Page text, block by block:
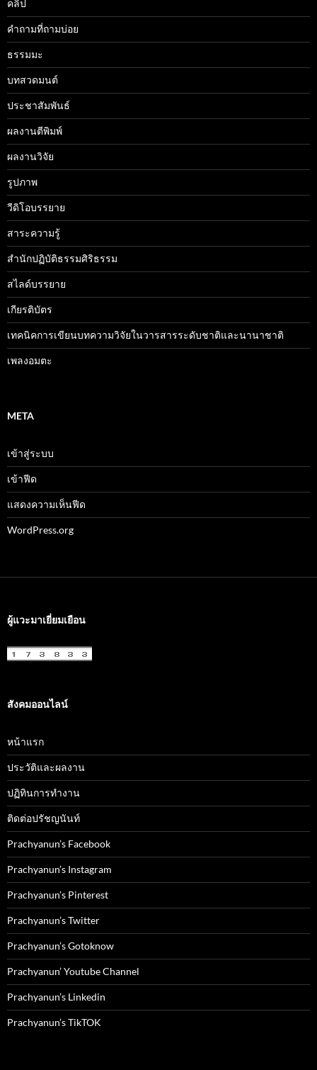
คลิป
คำถามที่ถามบ่อย
ธรรมมะ
บทสวดมนต์
ประชาสัมพันธ์
ผลงานตีพิมพ์
ผลงานวิจัย
รูปภาพ
วีดิโอบรรยาย
สาระความรู้
สำนักปฏิบัติธรรมศิริธรรม
สไลด์บรรยาย
เกียรติบัตร
เทคนิคการเขียนบทความวิจัยในวารสารระดับชาติและนานาชาติ
เพลงอมตะ
META
เข้าสู่ระบบ
เข้าฟีด
แสดงความเห็นฟีด
WordPress.org
ผู้แวะมาเยี่ยมเยือน
สังคมออนไลน์
หน้าแรก
ประวัติและผลงาน
ปฏิทินการทำงาน
ติดต่อปรัชญนันท์
Prachyanun’s Facebook
Prachyanun’s Instagram
Prachyanun’s Pinterest
Prachyanun’s Twitter
Prachyanun’s Gotoknow
Prachyanun’ Youtube Channel
Prachyanun’s Linkedin
Prachyanun’s TikTOK